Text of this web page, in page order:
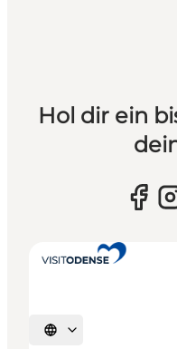
Hol dir ein
Sprache auswählen